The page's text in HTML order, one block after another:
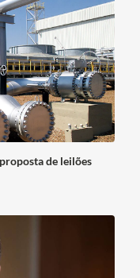
de leilões